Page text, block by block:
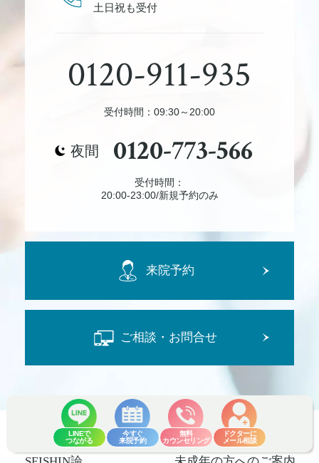
LINEで
つながる
今すぐ
来院予約
無料
カウンセリング
ドクターに
メール相談
土日祝も受付
0120-911-935
受付時間：09:30～20:00
夜間 0120-773-566
受付時間：
20:00-23:00/新規予約のみ
来院予約
ご相談・お問合せ